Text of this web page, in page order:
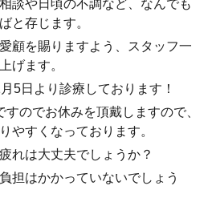
談や日頃の不調など、なんでも
と存じます。
顧を賜りますよう、スタッフ一
げます。
5日より診療しております！
のでお休みを頂戴しますので、
やすくなっております。
れは大丈夫でしょうか？
担はかかっていないでしょう